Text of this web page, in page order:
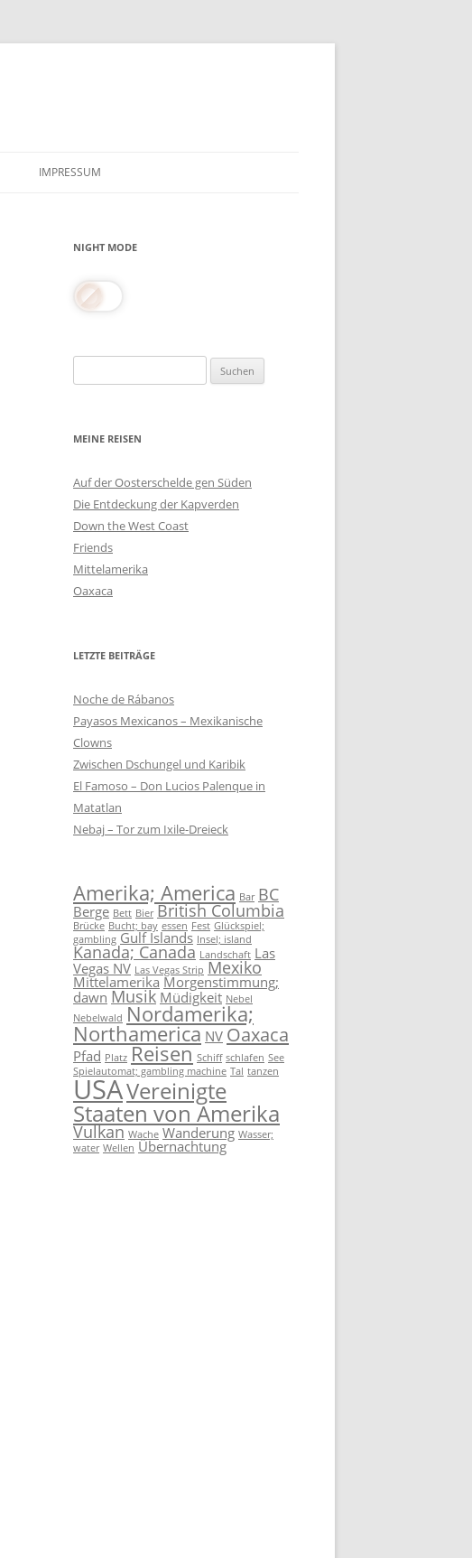
IMPRESSUM
NIGHT MODE
nach:
MEINE REISEN
Auf der Oosterschelde gen Süden
Die Entdeckung der Kapverden
Down the West Coast
Friends
Mittelamerika
Oaxaca
LETZTE BEITRÄGE
Noche de Rábanos
Payasos Mexicanos – Mexikanische
Clowns
Zwischen Dschungel und Karibik
El Famoso – Don Lucios Palenque in
Matatlan
Nebaj – Tor zum Ixile-Dreieck
Amerika; America Bar BC
Berge Bett Bier British Columbia
Brücke Bucht; bay essen Fest Glückspiel;
gambling Gulf Islands Insel; island
Kanada; Canada Landschaft Las
Vegas NV Las Vegas Strip Mexiko
Mittelamerika Morgenstimmung;
dawn Musik Müdigkeit Nebel
Nebelwald Nordamerika;
Northamerica NV Oaxaca
Pfad Platz Reisen Schiff schlafen See
Spielautomat; gambling machine Tal tanzen
USAVereinigte
Staaten von Amerika
Vulkan Wache Wanderung Wasser;
water Wellen Übernachtung